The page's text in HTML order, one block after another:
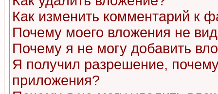
Как изменить комментарий к
Почему моего вложения не
Почему я не могу добавить
Я получил разрешение,
приложения?